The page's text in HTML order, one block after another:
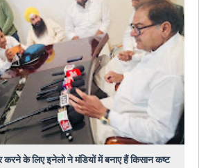
के लिए इनेलो ने मंडियों में बनाए हैं किसान कष्ट